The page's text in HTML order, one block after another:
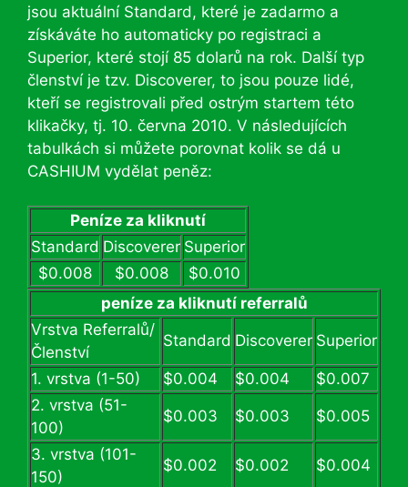
jsou aktuální Standard, které je zadarmo a
získáváte ho automaticky po registraci a
Superior, které stojí 85 dolarů na rok. Další typ
členství je tzv. Discoverer, to jsou pouze lidé,
kteří se registrovali před ostrým startem této
klikačky, tj. 10. června 2010. V následujících
tabulkách si můžete porovnat kolik se dá u
CASHIUM vydělat peněz:
Peníze za kliknutí
Standard Discoverer Superior
$0.008
$0.008
$0.010
peníze za kliknutí referralů
Vrstva Referralů/
Členství
Standard Discoverer Superior
1. vrstva (1-50) $0.004 $0.004
$0.007
2. vrstva (51-
100)
$0.003 $0.003 $0.005
3. vrstva (101-
150)
$0.002 $0.002 $0.004